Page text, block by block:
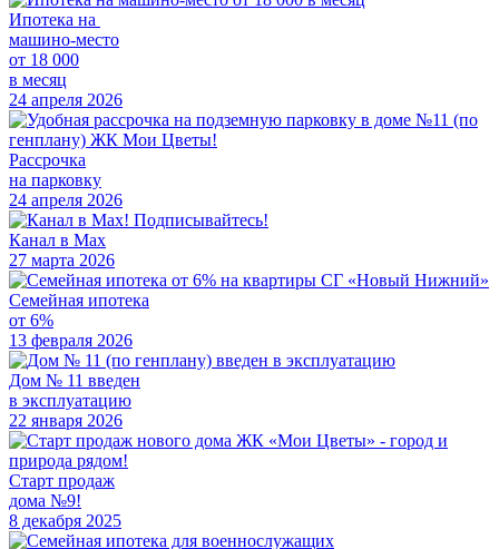
Ипотека на
машино-место
от 18 000
в месяц
24 апреля 2026
Рассрочка
на парковку
24 апреля 2026
Канал в Мах
27 марта 2026
Семейная ипотека
от 6%
13 февраля 2026
Дом № 11 введен
в эксплуатацию
22 января 2026
Старт продаж
дома №9!
8 декабря 2025